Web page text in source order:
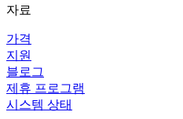
자료
가격
지원
블로그
제휴 프로그램
시스템 상태